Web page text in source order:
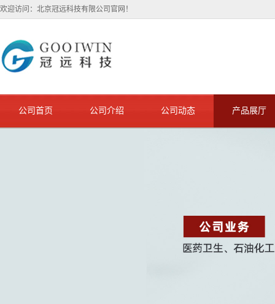
欢迎访问：北京冠远科技有限公司官网！
公司首页 公司介绍 公司动态 产品展厅